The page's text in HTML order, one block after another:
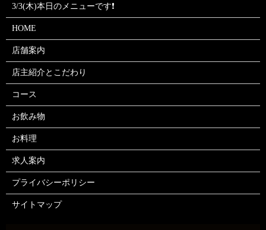
3/3(木)本日のメニューです❗
HOME
店舗案内
店主紹介とこだわり
コース
お飲み物
お料理
求人案内
プライバシーポリシー
サイトマップ